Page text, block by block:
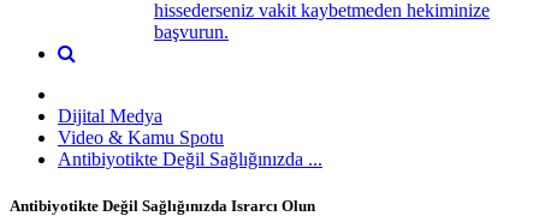
hissederseniz vakit kaybetmeden hekiminize
başvurun.
Dijital Medya
Video & Kamu Spotu
Antibiyotikte Değil Sağlığınızda ...
Antibiyotikte Değil Sağlığınızda Israrcı Olun